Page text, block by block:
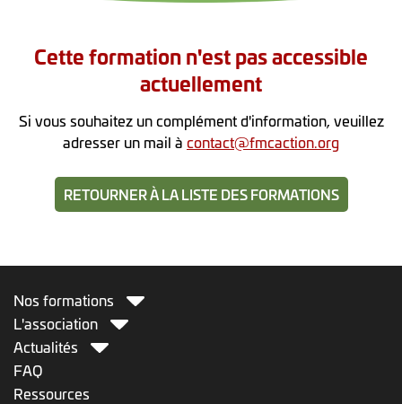
Cette formation n'est pas accessible
actuellement
Si vous souhaitez un complément d'information, veuillez
adresser un mail à contact@fmcaction.org
RETOURNER À LA LISTE DES FORMATIONS
Nos formations
L'association
Actualités
FAQ
Ressources